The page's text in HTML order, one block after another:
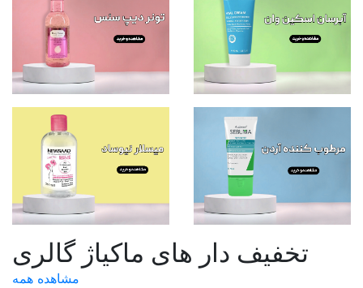
تخفیف دار های ماکیاژ گالری
مشاهده همه